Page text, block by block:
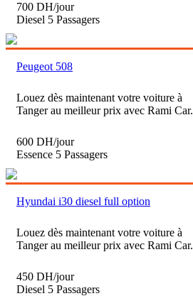
700 DH/jour
Diesel 5 Passagers
Peugeot 508
Louez dès maintenant votre voiture à
Tanger au meilleur prix avec Rami Car.
600 DH/jour
Essence 5 Passagers
Hyundai i30 diesel full option
Louez dès maintenant votre voiture à
Tanger au meilleur prix avec Rami Car.
450 DH/jour
Diesel 5 Passagers